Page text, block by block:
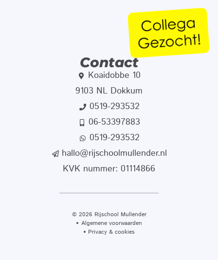
Contact
Koaidobbe 10
9103 NL Dokkum
0519-293532
06-53397883
0519-293532
hallo@rijschoolmullender.nl
KVK nummer: 01114866
© 2026 Rijschool Mullender
Algemene voorwaarden
Privacy & cookies